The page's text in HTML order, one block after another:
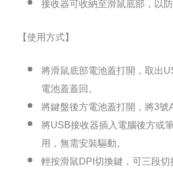
接收器可收納至滑鼠底部，以
【使用方式】
將滑鼠底部電池蓋打開，取出
電池蓋蓋回。
將鍵盤後方電池蓋打開，將3
將USB接收器插入電腦後方或
用，無需安裝驅動。
輕按滑鼠DPI切換鍵，可三段